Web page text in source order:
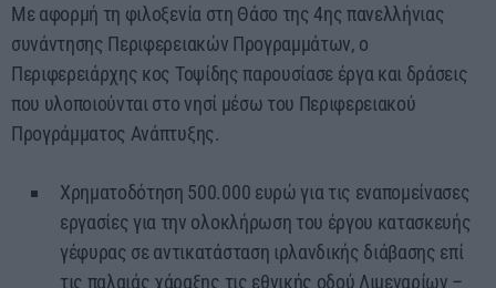
Με αφορμή τη φιλοξενία στη Θάσο της 4ης πανελλήνιας
συνάντησης Περιφερειακών Προγραμμάτων, ο
Περιφερειάρχης κος Τοψίδης παρουσίασε έργα και δράσεις
που υλοποιούνται στο νησί μέσω του Περιφερειακού
Προγράμματος Ανάπτυξης.
Χρηματοδότηση 500.000 ευρώ για τις εναπομείνασες
εργασίες για την ολοκλήρωση του έργου κατασκευής
γέφυρας σε αντικατάσταση ιρλανδικής διάβασης επί
τις παλαιάς χάραξης τις εθνικής οδού Λιμεναρίων –